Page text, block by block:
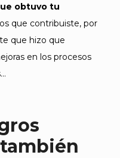
obtuvo tu
que contribuiste, por
que hizo que
en los procesos